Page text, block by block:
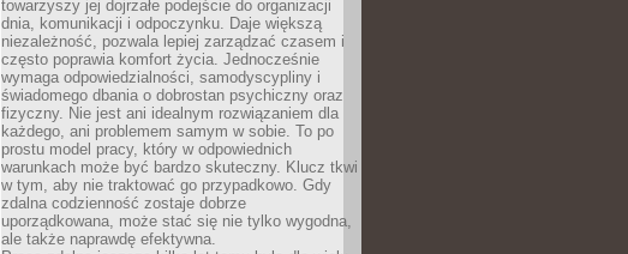
towarzyszy jej dojrzałe podejście do organizacji
dnia, komunikacji i odpoczynku. Daje większą
niezależność, pozwala lepiej zarządzać czasem i
często poprawia komfort życia. Jednocześnie
wymaga odpowiedzialności, samodyscypliny i
świadomego dbania o dobrostan psychiczny oraz
fizyczny. Nie jest ani idealnym rozwiązaniem dla
każdego, ani problemem samym w sobie. To po
prostu model pracy, który w odpowiednich
warunkach może być bardzo skuteczny. Klucz tkwi
w tym, aby nie traktować go przypadkowo. Gdy
zdalna codzienność zostaje dobrze
uporządkowana, może stać się nie tylko wygodna,
ale także naprawdę efektywna.